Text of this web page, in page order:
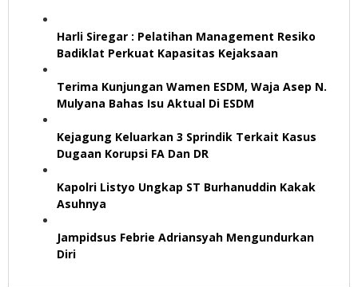
Harli Siregar : Pelatihan Management Resiko
Badiklat Perkuat Kapasitas Kejaksaan
Terima Kunjungan Wamen ESDM, Waja Asep N.
Mulyana Bahas Isu Aktual Di ESDM
Kejagung Keluarkan 3 Sprindik Terkait Kasus
Dugaan Korupsi FA Dan DR
Kapolri Listyo Ungkap ST Burhanuddin Kakak
Asuhnya
Jampidsus Febrie Adriansyah Mengundurkan
Diri